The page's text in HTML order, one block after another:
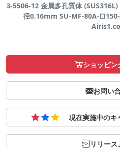
3-5506-12 金属多孔質体
径0.16mm SU-MF-80A-
ショッピン
お問い
現在実施中のキ
リリース